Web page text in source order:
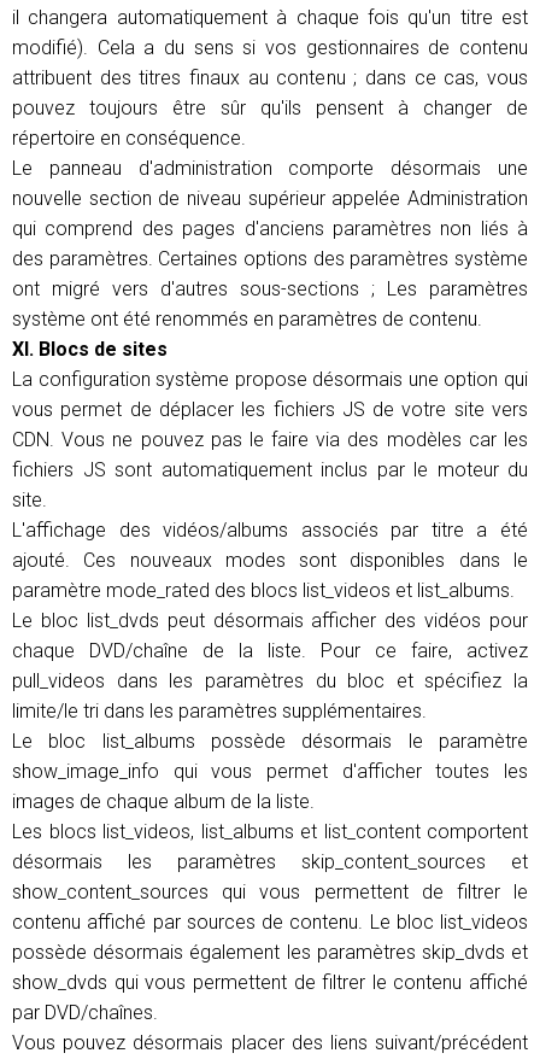
il changera automatiquement à chaque fois qu'un titre est
modifié). Cela a du sens si vos gestionnaires de contenu
attribuent des titres finaux au contenu ; dans ce cas, vous
pouvez toujours être sûr qu'ils pensent à changer de
répertoire en conséquence.
Le panneau d'administration comporte désormais une
nouvelle section de niveau supérieur appelée Administration
qui comprend des pages d'anciens paramètres non liés à
des paramètres. Certaines options des paramètres système
ont migré vers d'autres sous-sections ; Les paramètres
système ont été renommés en paramètres de contenu.
XI. Blocs de sites
La configuration système propose désormais une option qui
vous permet de déplacer les fichiers JS de votre site vers
CDN. Vous ne pouvez pas le faire via des modèles car les
fichiers JS sont automatiquement inclus par le moteur du
site.
L'affichage des vidéos/albums associés par titre a été
ajouté. Ces nouveaux modes sont disponibles dans le
paramètre mode_rated des blocs list_videos et list_albums.
Le bloc list_dvds peut désormais afficher des vidéos pour
chaque DVD/chaîne de la liste. Pour ce faire, activez
pull_videos dans les paramètres du bloc et spécifiez la
limite/le tri dans les paramètres supplémentaires.
Le bloc list_albums possède désormais le paramètre
show_image_info qui vous permet d'afficher toutes les
images de chaque album de la liste.
Les blocs list_videos, list_albums et list_content comportent
désormais les paramètres skip_content_sources et
show_content_sources qui vous permettent de filtrer le
contenu affiché par sources de contenu. Le bloc list_videos
possède désormais également les paramètres skip_dvds et
show_dvds qui vous permettent de filtrer le contenu affiché
par DVD/chaînes.
Vous pouvez désormais placer des liens suivant/précédent